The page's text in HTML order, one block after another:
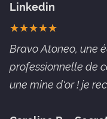
Linkedin
★★★★★
★★★★★
Bravo Atoneo, une
professionnelle de
une mine d'or ! je